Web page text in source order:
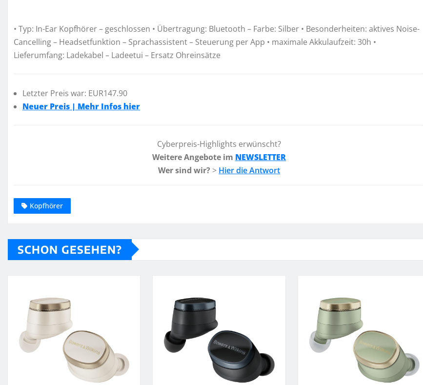
• Typ: In-Ear Kopfhörer – geschlossen • Übertragung: Bluetooth – Farbe: Silber • Besonderheiten: aktives Noise-
Cancelling – Headsetfunktion – Sprachassistent – Steuerung per App • maximale Akkulaufzeit: 30h •
Lieferumfang: Ladekabel – Ladeetui – Ersatz Ohreinsätze
Letzter Preis war: EUR147.90
Neuer Preis | Mehr Infos hier
Cyberpreis-Highlights erwünscht?
Weitere Angebote im NEWSLETTER
Wer sind wir? > Hier die Antwort
Kopfhörer
SCHON GESEHEN?